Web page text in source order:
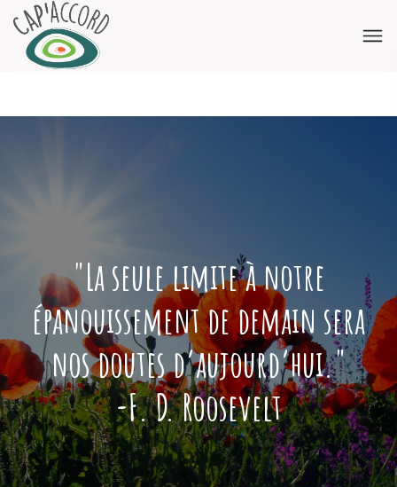
"La seule limite à notre
épanouissement de demain sera
nos doutes d’aujourd’hui."
-F. D. Roosevelt